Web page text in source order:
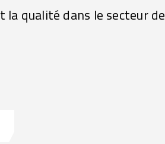
qualité dans le secteur de